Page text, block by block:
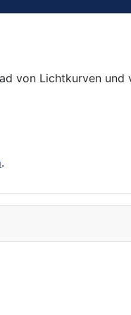
von Lichtkurven und
.